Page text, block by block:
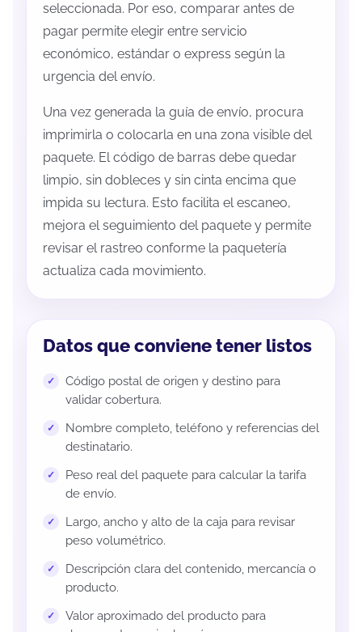
seleccionada. Por eso, comparar antes de
pagar permite elegir entre servicio
económico, estándar o express según la
urgencia del envío.
Una vez generada la guía de envío, procura
imprimirla o colocarla en una zona visible del
paquete. El código de barras debe quedar
limpio, sin dobleces y sin cinta encima que
impida su lectura. Esto facilita el escaneo,
mejora el seguimiento del paquete y permite
revisar el rastreo conforme la paquetería
actualiza cada movimiento.
Datos que conviene tener listos
Código postal de origen y destino para
validar cobertura.
Nombre completo, teléfono y referencias del
destinatario.
Peso real del paquete para calcular la tarifa
de envío.
Largo, ancho y alto de la caja para revisar
peso volumétrico.
Descripción clara del contenido, mercancía o
producto.
Valor aproximado del producto para